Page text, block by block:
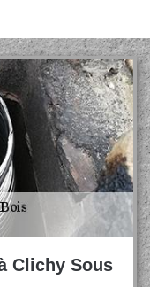
Clichy Sous